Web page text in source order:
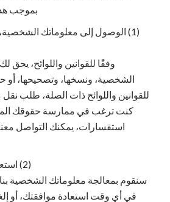
بموجب
(1) الوصول إلى معلوماتك
وفقًا للقوانين واللوائح،
الشخصية، ونسخها، وتصحيحها، أو
للقوانين واللوائح ذات الصلة، طلب
كنت ترغب في ممارسة حقوقك
استفسارات، يمكنك التواصل
(2) استعادة أو تصحيح موافقتك:
سنقوم بمعالجة معلوماتك الشخصية
في أي وقت استعادة موافقتك، أو